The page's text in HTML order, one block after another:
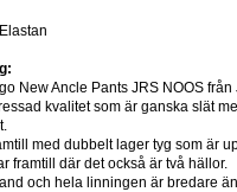
New Ancle Pants JRS NOOS
kvalitet som är ganska slät
med dubbelt lager tyg som är
framtill där det också är två hällor.
och hela linningen är bredare